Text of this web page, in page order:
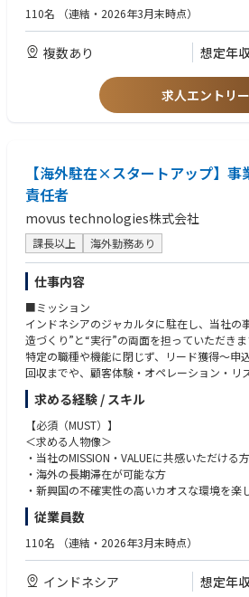
現行のシステムはスピードを重視して開発を
設計になっておりません。
また、オペレーションの課題をスピーディ
de/low-codeツールを使ったワークフロー構
テムとそれらのシステムを組み合わせて最大
きるアーキテクチャー設計が求められます。
具体的な課題
• 必ずしも最適とは言えない現行アーキテク
下
• no-code/low-codeツールが存在することに
■お願いする業務
アーキテクトとしてこの後のビジネスのさら
的なアーキテクチャーの設計および構築をリ
• PO/VPoEと連携したプロダクトロードマッ
• VPoEと共にプロダクトロードマップに合わ
アーキテクチャーの設計(技術選定含む)
• アーキテクチャデザインに沿った、新しい
の段階的なアーキテクチャーマイグレーション
• 新規事業や他国展開を見据えたシステム基
■使用技術
• Go/TypeScript / GraphQL / React Native /
ma / Google Cloud Platform / Google
po
• ツール/サービス
GoogleWorkspace / Slack / Notion / Linear /
d.io / Sentry
その根本原因は、車両取得に必要な金融アク
ないことです。
現地金融機関のドライバーへのローン審査通
大量に存在しています。
車両取得の壁が、モビリティインフラの供給
車サブスクリプションサービスを展開し、
リティインフラの構築強化。誰もが「移動し
る」ためのインフラを創っています。
■現在の課題
1. 事業拡大を支えるテックイノベーション
現状では様々なオペレーションがスプレッド
ペレーション効率を上げるため徐々にシステ
PdMが作成したプロダクトロードマップをベ
ります。
今後の非連続な事業成長のためには、単なる
活用したテックによるイノベーションが必要
具体的な課題
・業務知識を正しく捉え、設計・実装へとス
ニアの不足
・事業拡大及びグローバル化を見据えた最適
・非連続な事業成長を支えるためのTech戦略
2. 中長期のプロダクトロードマップを見据
110名 （連結・2026年3月末時点）
複数あり 想定年
求人エントリー
【海外駐在×スタートアップ】事
責任者
movus technologies株式会社
課長以上 海外勤務あり
仕事内容
■ミッション
インドネシアのジャカルタに駐在し、当社の
造づくり”と“実行”の両面を担っていただきま
特定の職種や機能に閉じず、リード獲得〜申
回収までや、顧客体験・オペレーション・リ
体の流れを俯瞰しながら、「どこをどう変え
のか」を考え、形にしていく役割です。
※すべてを一度に担っていただく想定ではあ
じて、得意な領域から入り、徐々に担当範囲
以下はあくまで一例であり、担当範囲はご経
します。
◇事業グロースに向けた企画・改善
・事業KPI（獲得効率、成約率、審査通過率
視化
求める経験 / スキル
【必須（MUST）】
＜求める人物像＞
・当社のMISSION・VALUEに共感いただける方
・海外の長期滞在が可能な方
・新興国の不確実性の高いカオスな環境を楽
＜求める経験／スキル＞
・事業・プロジェクトのKPI設計、改善を通じ
・チームを牽引した経験
・英語での業務に対する意欲・前向きな姿勢
従業員数
110名 （連結・2026年3月末時点）
インドネシア 想定年